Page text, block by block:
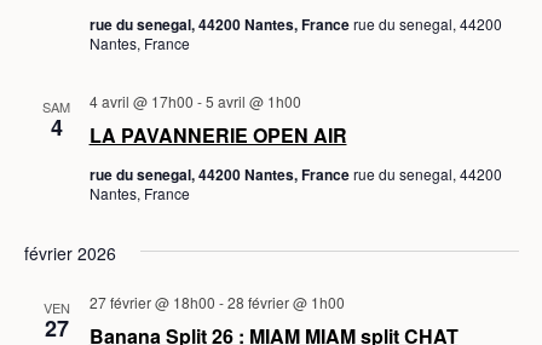
rue du senegal, 44200 Nantes, Francerue du senegal, 44200
Nantes, France
SAM
4 LA PAVANNERIE OPEN AIR
4 avril @ 17h00 -5 avril @ 1h00
rue du senegal, 44200 Nantes, Francerue du senegal, 44200
Nantes, France
février 2026
VEN
27
Banana Split 26 : MIAM MIAM split CHAT
27 février @ 18h00 -28 février @ 1h00